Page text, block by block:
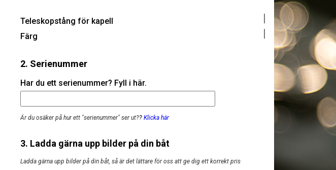
Teleskopstång för kapell
Färg
2. Serienummer
Har du ett serienummer? Fyll i här.
Är du osäker på hur ett "serienummer" ser ut?? Klicka här
3. Ladda gärna upp bilder på din båt
Ladda gärna upp bilder på din båt, så är det lättare för oss att ge dig ett korrekt pris